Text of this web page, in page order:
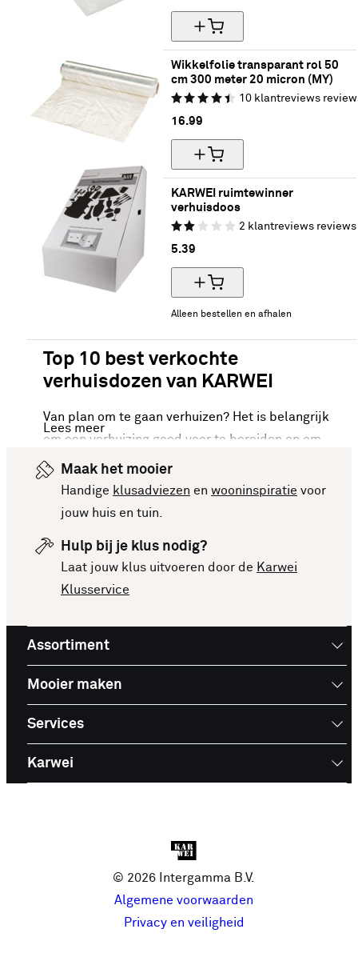
Wikkelfolie transparant rol 50
cm 300 meter 20 micron (MY)
10 klantreviews
16.99
KARWEI ruimtewinner
verhuisdoos
2 klantreviews reviews
5.39
Alleen bestellen en afhalen
Top 10 best verkochte
verhuisdozen van KARWEI
Van plan om te gaan verhuizen? Het is belangrijk
om een verhuizing goed voor te bereiden en om
gestructureerd aan het werk te gaan.
Verhuisdozen zijn onmisbaar bij het inpakken en
verplaatsen van spullen. Dankzij de top 10 best
ervoor dat je spullen op een veilige manier
worden vervoerd. De top tien best verkochte
verhuisdozen van KARWEI zijn gemaakt van stevig
zijn van goede kwaliteit. Daarnaast zijn de
verhuisdozen van KARWEI herbruikbaar. Ideaal als
je ze vaker wilt gebruiken bij een andere
verhuizing. In ons top 10 best verkochte
verhuisdozen assortiment bieden we verhuisdozen
soepel verloopt. Bestellen doe je eenvoudig via
Lees meer
Maak het mooier
Handige klusadviezen en wooninspiratie voor
jouw huis en tuin.
Hulp bij je klus nodig?
Laat jouw klus uitvoeren door de Karwei
Klusservice
Assortiment
Mooier maken
Services
Karwei
© 2026 Intergamma B.V.
Algemene voorwaarden
Privacy en veiligheid